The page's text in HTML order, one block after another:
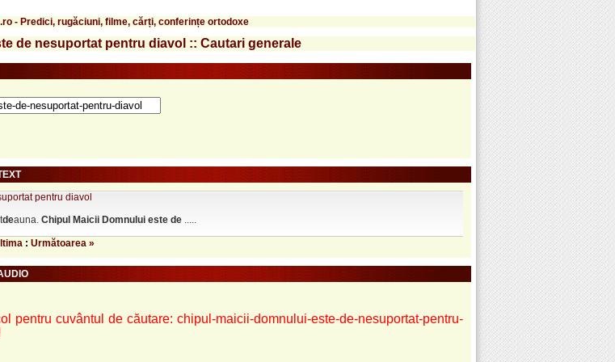
- Predici, rugăciuni, filme, cărți, conferințe ortodoxe
de nesuportat pentru diavol :: Cautari generale
pentru diavol
deauna. Chipul Maicii Domnului este de .....
: Următoarea »
pentru cuvântul de căutare: chipul-maicii-domnului-este-de-nesuportat-pentru-